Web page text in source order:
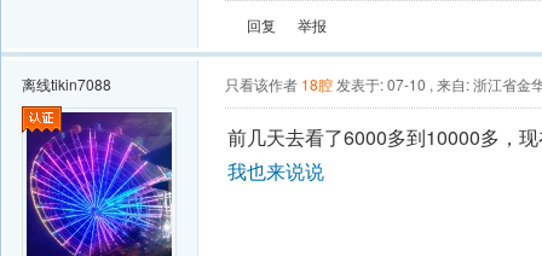
回复 举报
离线tikin7088 只看该作者 18腔 发表于: 07-10 , 来自: 浙江省金
前几天去看了6000多到10000多，
我也来说说